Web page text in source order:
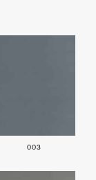
003